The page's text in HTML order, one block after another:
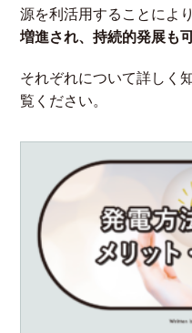
源を利活用することにより
増進され、持続的発展も
それぞれについて詳しく
覧ください。